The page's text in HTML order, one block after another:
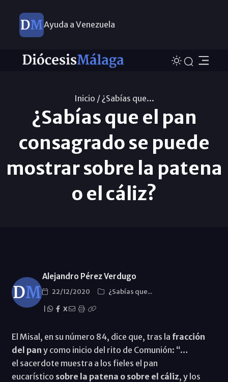
Ayuda a Venezuela
Inicio /¿Sabías que...
¿Sabías que el pan
consagrado se puede
mostrar sobre la patena
o el cáliz?
Alejandro Pérez Verdugo
22/12/2020
¿Sabías que...
X
El Misal, en su número 84, dice que, tras la fracción
del pan y como inicio del rito de Comunión: “…
el sacerdote muestra a los fieles el pan
eucarístico sobre la patena o sobre el cáliz, y los